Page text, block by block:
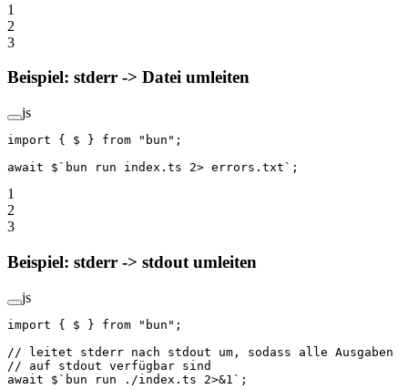
1
2
3
Beispiel: stderr -> Datei umleiten
js
import { $ } from "bun" ;
await $ `bun run index.ts 2> errors.txt` ;
1
2
3
Beispiel: stderr -> stdout umleiten
js
import { $ } from "bun" ;
// leitet stderr nach stdout um, sodass alle Ausgaben
// auf stdout verfügbar sind
await $ `bun run ./index.ts 2>&1` ;